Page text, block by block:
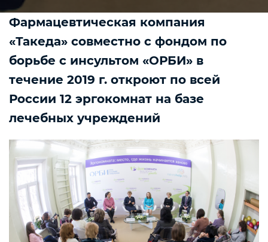
Фармацевтическая компания
«Такеда» совместно с фондом по
борьбе с инсультом «ОРБИ» в
течение 2019 г. откроют по всей
России 12 эргокомнат на базе
лечебных учреждений